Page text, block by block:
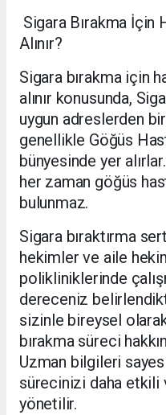
Sigara Bırakma İçin
Alınır?
Sigara bırakma için
alınır konusunda,
uygun adreslerden
genellikle Göğüs
bünyesinde yer
her zaman göğüs
bulunmaz.
Sigara bıraktırma
hekimler ve aile
polikliniklerinde
dereceniz
sizinle bireysel
bırakma süreci
Uzman bilgileri
sürecinizi daha etkili
yönetilir.